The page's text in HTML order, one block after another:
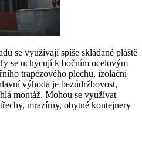
se využívají spíše skládané pláště
se uchycují k bočním ocelovým
trapézového plechu, izolační
výhoda je bezúdržbovost,
montáž. Mohou se využívat
mrazírny, obytné kontejnery